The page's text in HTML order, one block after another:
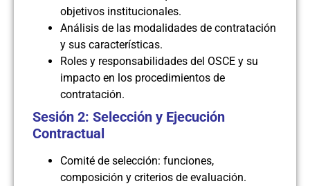
objetivos institucionales.
Análisis de las modalidades de contratación
y sus características.
Roles y responsabilidades del OSCE y su
impacto en los procedimientos de
contratación.
Sesión 2: Selección y Ejecución
Contractual
Comité de selección: funciones,
composición y criterios de evaluación.